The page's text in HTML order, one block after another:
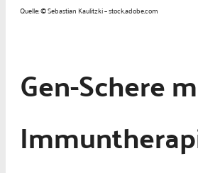
Quelle: © Sebastian Kaulitzki – stock.adobe.com
Gen-Schere